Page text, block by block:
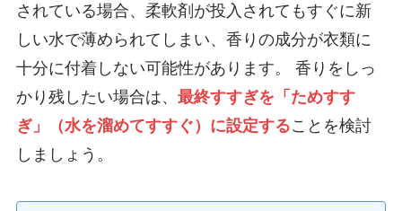
されている場合、柔軟剤が投入されてもすぐに新
しい水で薄められてしまい、香りの成分が衣類に
十分に付着しない可能性があります。 香りをしっ
かり残したい場合は、 最終すすぎを「ためすす
ぎ」（水を溜めてすすぐ）に設定することを検討
しましょう。